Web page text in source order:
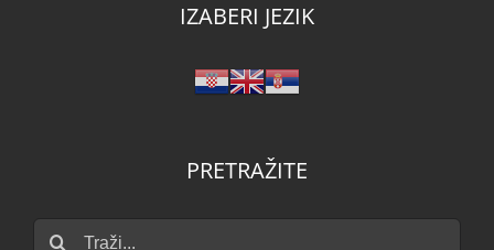
IZABERI JEZIK
PRETRAŽITE
Traži...